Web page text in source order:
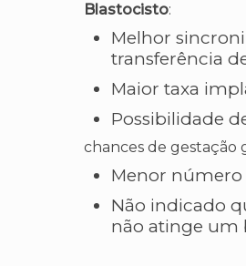
Blastocisto:
Melhor
transferência
Maior taxa
Possibilidade
chances de gestação
Menor número
Não indicado
não atinge um